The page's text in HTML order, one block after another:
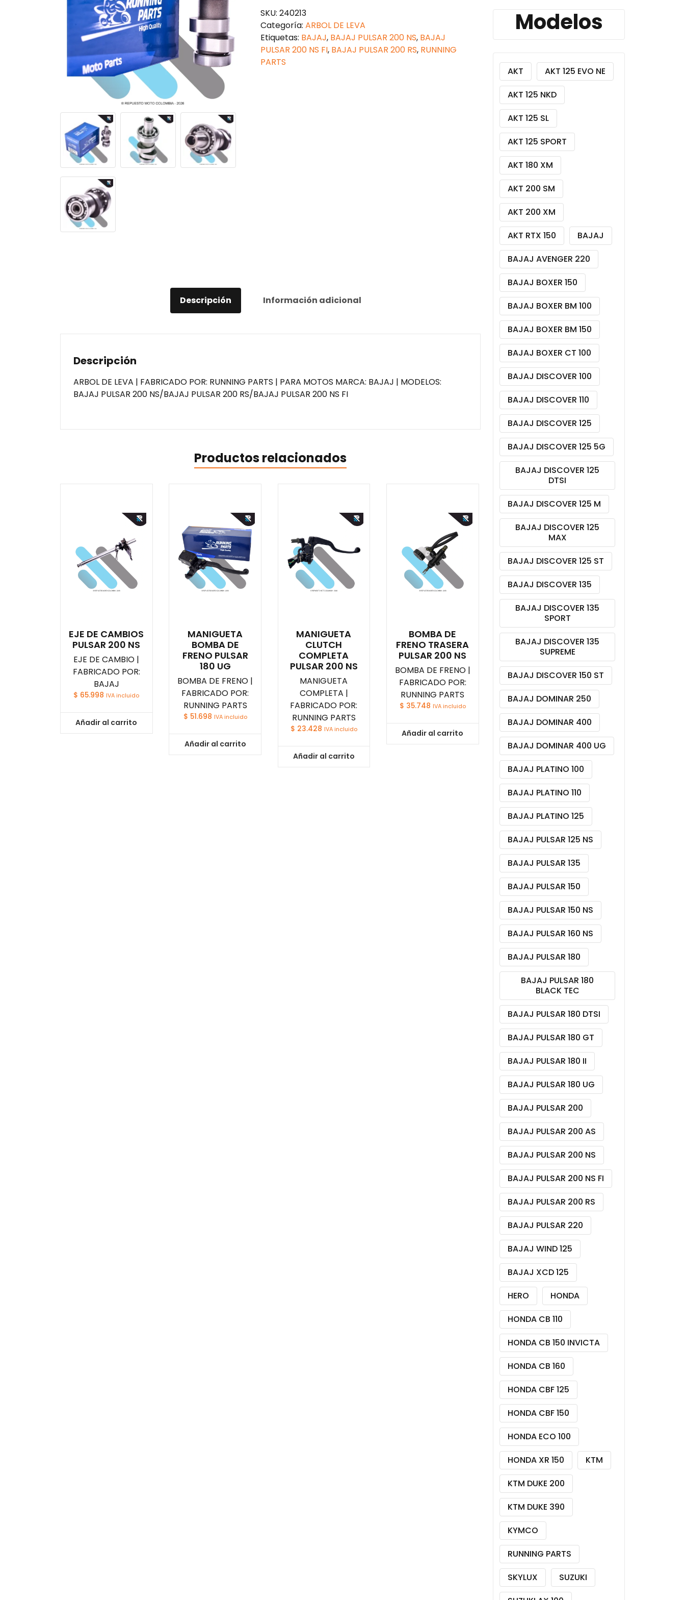
BAJAJ
PULSAR
200
NS
cantidad
SKU: 240213
Categoría: ARBOL DE LEVA
Etiquetas: BAJAJ, BAJAJ PULSAR 200 NS, BAJAJ
PULSAR 200 NS FI, BAJAJ PULSAR 200 RS, RUNNING
PARTS
Descripción Información adicional
Descripción
ARBOL DE LEVA | FABRICADO POR: RUNNING PARTS | PARA MOTOS MARCA: BAJAJ | MODELOS:
BAJAJ PULSAR 200 NS/BAJAJ PULSAR 200 RS/BAJAJ PULSAR 200 NS FI
Productos relacionados
EJE DE CAMBIOS
PULSAR 200 NS
EJE DE CAMBIO |
FABRICADO POR:
BAJAJ
$ 65.998 IVA incluido
Añadir al carrito
MANIGUETA
BOMBA DE
FRENO PULSAR
180 UG
BOMBA DE FRENO |
FABRICADO POR:
RUNNING PARTS
$ 51.698 IVA incluido
Añadir al carrito
MANIGUETA
CLUTCH
COMPLETA
PULSAR 200 NS
MANIGUETA
COMPLETA |
FABRICADO POR:
RUNNING PARTS
$ 23.428 IVA incluido
Añadir al carrito
BOMBA DE
FRENO TRASERA
PULSAR 200 NS
BOMBA DE FRENO |
FABRICADO POR:
RUNNING PARTS
$ 35.748 IVA incluido
Añadir al carrito
Modelos
AKT
AKT 125 EVO NE
AKT 125 NKD
AKT 125 SL
AKT 125 SPORT
AKT 180 XM
AKT 200 SM
AKT 200 XM
AKT RTX 150
BAJAJ
BAJAJ AVENGER 220
BAJAJ BOXER 150
BAJAJ BOXER BM 100
BAJAJ BOXER BM 150
BAJAJ BOXER CT 100
BAJAJ DISCOVER 100
BAJAJ DISCOVER 110
BAJAJ DISCOVER 125
BAJAJ DISCOVER 125 5G
BAJAJ DISCOVER 125
DTSI
BAJAJ DISCOVER 125 M
BAJAJ DISCOVER 125
MAX
BAJAJ DISCOVER 125 ST
BAJAJ DISCOVER 135
BAJAJ DISCOVER 135
SPORT
BAJAJ DISCOVER 135
SUPREME
BAJAJ DISCOVER 150 ST
BAJAJ DOMINAR 250
BAJAJ DOMINAR 400
BAJAJ DOMINAR 400 UG
BAJAJ PLATINO 100
BAJAJ PLATINO 110
BAJAJ PLATINO 125
BAJAJ PULSAR 125 NS
BAJAJ PULSAR 135
BAJAJ PULSAR 150
BAJAJ PULSAR 150 NS
BAJAJ PULSAR 160 NS
BAJAJ PULSAR 180
BAJAJ PULSAR 180
BLACK TEC
BAJAJ PULSAR 180 DTSI
BAJAJ PULSAR 180 GT
BAJAJ PULSAR 180 II
BAJAJ PULSAR 180 UG
BAJAJ PULSAR 200
BAJAJ PULSAR 200 AS
BAJAJ PULSAR 200 NS
BAJAJ PULSAR 200 NS FI
BAJAJ PULSAR 200 RS
BAJAJ PULSAR 220
BAJAJ WIND 125
BAJAJ XCD 125
HERO
HONDA
HONDA CB 110
HONDA CB 150 INVICTA
HONDA CB 160
HONDA CBF 125
HONDA CBF 150
HONDA ECO 100
HONDA XR 150
KTM
KTM DUKE 200
KTM DUKE 390
KYMCO
RUNNING PARTS
SKYLUX
SUZUKI